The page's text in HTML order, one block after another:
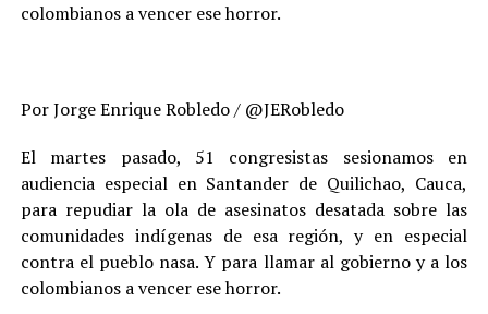
colombianos a vencer ese horror.
Por Jorge Enrique Robledo / @JERobledo
El martes pasado, 51 congresistas sesionamos en
audiencia especial en Santander de Quilichao, Cauca,
para repudiar la ola de asesinatos desatada sobre las
comunidades indígenas de esa región, y en especial
contra el pueblo nasa. Y para llamar al gobierno y a los
colombianos a vencer ese horror.